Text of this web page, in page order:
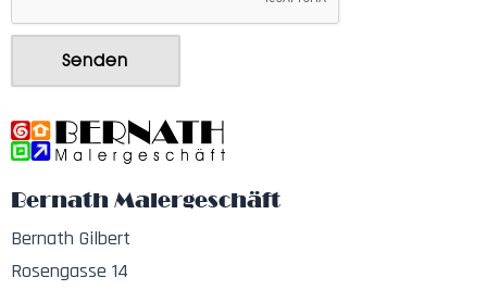
Senden
Bernath Malergeschäft
Bernath Gilbert
Rosengasse 14